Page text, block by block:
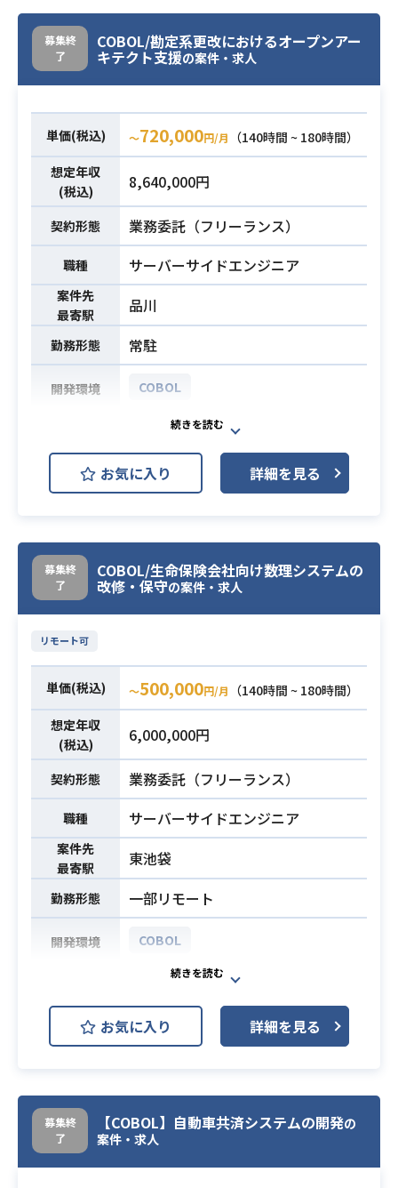
必須スキル
・PowerPointを用いた、視覚的に分
かりやすい「報告資料」「説明資
料」の作成スキル
業務内容
を補完し、主体的にプロジェクトを
リードしていただきます。
単なる管理に留まらず、最終的にク
ライアントが自走できるように運営
引き継いでいくことがミッションと
なります。
下記の業務を担っていただく想定で
す。
・プロジェクト管理全般の推進業務
・ウォーターフォール開発における
各工程（要件定義、基本設計、詳細
設計、構築、テスト、移行）の成果
物レビュー
・プロジェクト運営に必要な検討、
論点設定、ドキュメント（ディスカ
ッションペーパー等）の作成
・実行内容の形式知化（マニュアル
化や型作り）およびクライアントへ
の引き継ぎ業務
※詳細は面談時にお伝えします。
必須スキル
以上）
・ファシリテーション能力、および
自走してプロジェクトをリードでき
るスキル
・実行内容の「形式知化（マニュア
・システムのレイヤー（インフラ・
アプリ）に関する基礎知識
・ウォーターフォール開発のプロセ
ス理解および各工程の成果物レビュ
ー経験
・システム移行（リライト/リビル
ド）の経験
募集終
了
COBOL/勘定系更改におけるオープンアー
キテクト支援の案件・求人
単価(税込) 〜720,000円/月
（140時間 ~ 180時間）
想定年収
(税込)
8,640,000円
契約形態 業務委託（フリーランス）
職種 サーバーサイドエンジニア
案件先
最寄駅
品川
勤務形態 常駐
開発環境 COBOL
業務内容
勘定系更改（MF→OPEN化）におけ
る全体グランドデザイン策定
（オンライン、バッチ、DB、運用）
および基盤・方式等の構造設計（上
※詳細は面談時にお伝えいたしま
す。
必須スキル
術検討の経験
・勘定系（オンライン・バッチ・D
B/運用・基盤）設計の経験
・ミドルウェアに関する基本知識
・オープン化方式検討/構直改訂の知
識
お気に入り 詳細を見る
募集終
了
COBOL/生命保険会社向け数理システムの
改修・保守の案件・求人
リモート可
単価(税込) 〜500,000円/月
（140時間 ~ 180時間）
想定年収
(税込)
6,000,000円
契約形態 業務委託（フリーランス）
職種 サーバーサイドエンジニア
案件先
最寄駅
東池袋
勤務形態 一部リモート
開発環境 COBOL
業務内容
生命保険会社向け数理システムの保
守業務です。商品改定に伴う改修や
新規追加開発において、基本設計以
降の工程を担当していただきます。
す。
・生命保険会社向け数理システムの
保守・運用
・商品改定対応によるシステム改修
お気に入り 詳細を見る
募集終
了
【COBOL】自動車共済システムの開発の
案件・求人